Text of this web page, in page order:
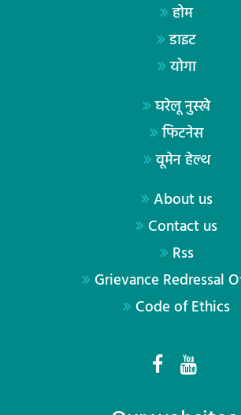
होम
डाइट
योगा
घरेलू नुस्खे
फिटनेस
वूमेन हेल्थ
About us
Contact us
Rss
Grievance Redressal
Code of Ethics